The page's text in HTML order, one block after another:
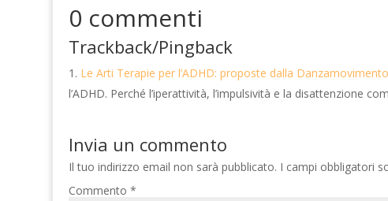
0 commenti
Trackback/Pingback
Le Arti Terapie per l’ADHD: proposte dalla
l’ADHD. Perché l’iperattività, l’impulsività e la disattenzione
Invia un commento
Il tuo indirizzo email non sarà pubblicato. I campi obbligatori
Commento*